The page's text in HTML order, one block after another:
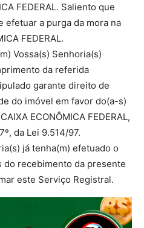
FEDERAL. Saliento que
efetuar a purga da mora na
FEDERAL.
Vossa(s) Senhoria(s)
da referida
garante direito de
do imóvel em favor do(a-s)
ECONÔMICA FEDERAL,
da Lei 9.514/97.
já tenha(m) efetuado o
do recebimento da presente
este Serviço Registral.